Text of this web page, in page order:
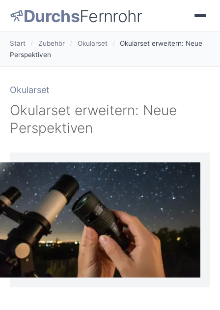
DurchsFernrohr
Start / Zubehör / Okularset /
Okularset erweitern: Neue
Perspektiven
Okularset
Okularset erweitern: Neue
Perspektiven